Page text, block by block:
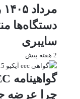
دستگاه‌ها
سایبری
2 هفته پیش
چرا عرضه